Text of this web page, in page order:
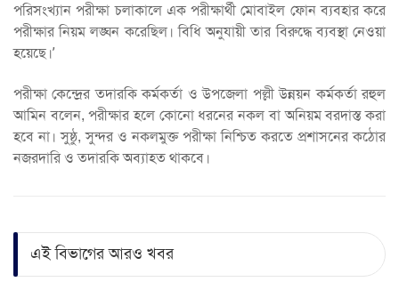
পরিসংখ্যান পরীক্ষা চলাকালে এক পরীক্ষার্থী মোবাইল ফোন ব্যবহার করে
পরীক্ষার নিয়ম লঙ্ঘন করেছিল। বিধি অনুযায়ী তার বিরুদ্ধে ব্যবস্থা নেওয়া
হয়েছে।’
পরীক্ষা কেন্দ্রের তদারকি কর্মকর্তা ও উপজেলা পল্লী উন্নয়ন কর্মকর্তা রহুল
আমিন বলেন, পরীক্ষার হলে কোনো ধরনের নকল বা অনিয়ম বরদাস্ত করা
হবে না। সুষ্ঠু, সুন্দর ও নকলমুক্ত পরীক্ষা নিশ্চিত করতে প্রশাসনের কঠোর
নজরদারি ও তদারকি অব্যাহত থাকবে।
এই বিভাগের আরও খবর